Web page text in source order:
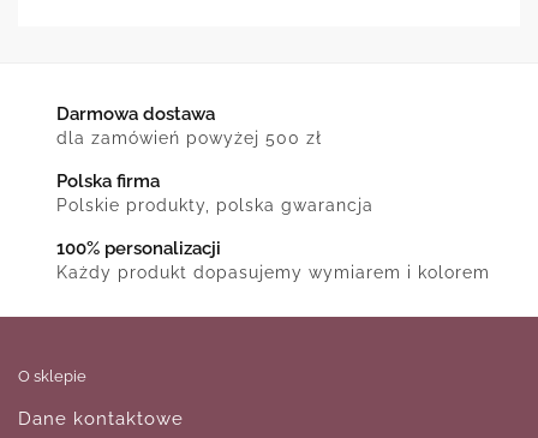
Darmowa dostawa
dla zamówień powyżej 500 zł
Polska firma
Polskie produkty, polska gwarancja
100% personalizacji
Każdy produkt dopasujemy wymiarem i kolorem
O sklepie
Dane kontaktowe